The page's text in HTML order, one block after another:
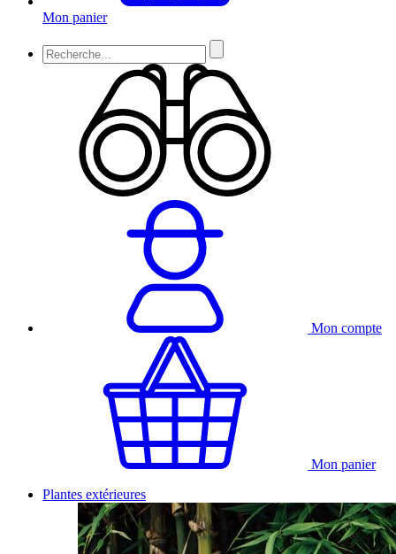
Mon panier
Mon compte
Mon panier
Plantes extérieures